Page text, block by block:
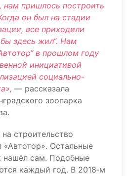
нам пришлось построить
он был на стадии
все приходили
здесь жил“. Нам
в прошлом году
инициативой
социально-
— рассказала
зоопарка
строительство
Остальные
нашёл сам. Подобные
каждый год. В 2018‑м